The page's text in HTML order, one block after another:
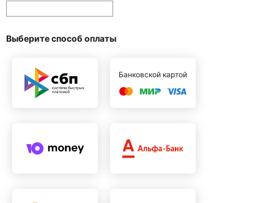
Выберите способ оплаты
Банковской картой